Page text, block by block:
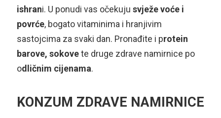
ishrani. U ponudi vas očekuju svježe voće i
povrće, bogato vitaminima i hranjivim
sastojcima za svaki dan. Pronađite i protein
barove, sokovete druge zdrave namirnice po
odličnim cijenama.
KONZUM ZDRAVE NAMIRNICE